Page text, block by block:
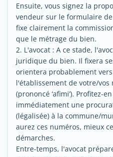
Ensuite, vous signez la
vendeur sur le formulaire
fixe clairement la
que le métrage du bien.
2. L'avocat : A ce stade,
juridique du bien. Il fixera
orientera probablement
l'établissement de votre/vos
(prononcé ‘afimi’). Profitez-
immédiatement une
(légalisée) à la commune/
aurez ces numéros, mieux
démarches.
Entre-temps, l'avocat